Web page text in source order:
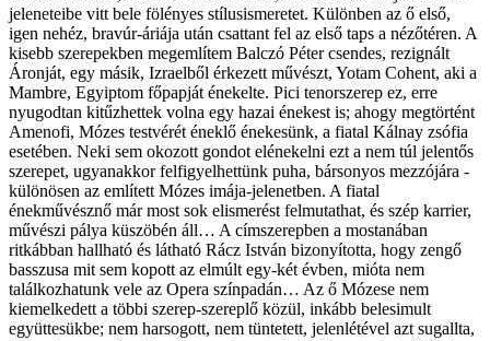
jeleneteibe vitt bele fölényes stílusismeretet. Különben az ő első,
igen nehéz, bravúr-áriája után csattant fel az első taps a nézőtéren. A
kisebb szerepekben megemlítem Balczó Péter csendes, rezignált
Áronját, egy másik, Izraelből érkezett művészt, Yotam Cohent, aki a
Mambre, Egyiptom főpapját énekelte. Pici tenorszerep ez, erre
nyugodtan kitűzhettek volna egy hazai énekest is; ahogy megtörtént
Amenofi, Mózes testvérét éneklő énekesünk, a fiatal Kálnay zsófia
esetében. Neki sem okozott gondot elénekelni ezt a nem túl jelentős
szerepet, ugyanakkor felfigyelhettünk puha, bársonyos mezzójára -
különösen az említett Mózes imája-jelenetben. A fiatal
énekművésznő már most sok elismerést felmutathat, és szép karrier,
művészi pálya küszöbén áll… A címszerepben a mostanában
ritkábban hallható és látható Rácz István bizonyította, hogy zengő
basszusa mit sem kopott az elmúlt egy-két évben, mióta nem
találkozhatunk vele az Opera színpadán… Az ő Mózese nem
kiemelkedett a többi szerep-szereplő közül, inkább belesimult
együttesükbe; nem harsogott, nem tüntetett, jelenlétével azt sugallta,